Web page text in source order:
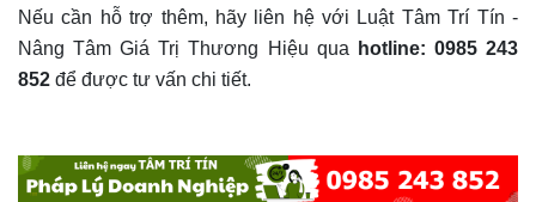
Nếu cần hỗ trợ thêm, hãy liên hệ với Luật Tâm Trí Tín -
Nâng Tâm Giá Trị Thương Hiệu qua
hotline: 0985 243
852 để được tư vấn chi tiết.